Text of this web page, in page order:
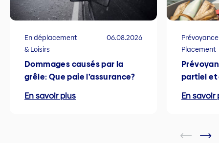
En déplacement
& Loisirs
06.08.2026
Dommages causés par la
grêle: Que paie l’assurance?
En savoir plus
Placement
partiel et
En savoir